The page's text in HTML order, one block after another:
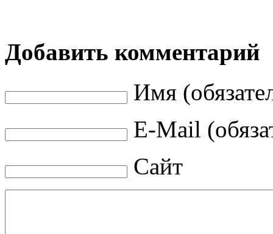
Добавить комментарий
Имя
E-Mail
Сайт